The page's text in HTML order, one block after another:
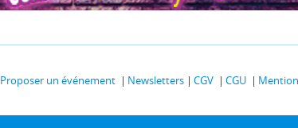
Proposer un événement Newsletters CGV CGU